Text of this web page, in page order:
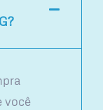
você